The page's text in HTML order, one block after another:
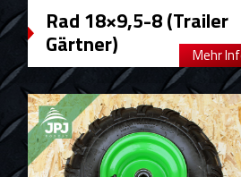
Rad 18×9,5-8 (Trailer
Gärtner) Mehr